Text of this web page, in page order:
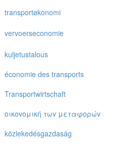
transportøkonomi
vervoerseconomie
kuljetustalous
économie des transports
Transportwirtschaft
oικovoμική τωv μεταφoρώv
közlekedésgazdaság